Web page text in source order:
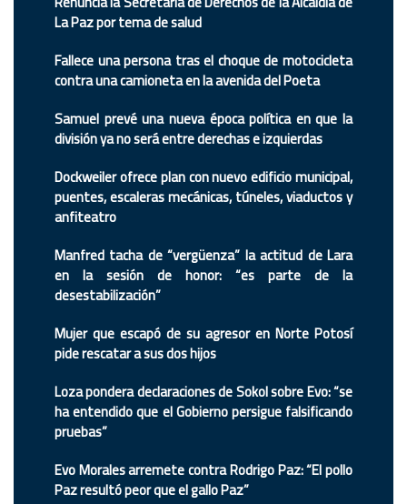
La Paz por tema de salud
Fallece una persona tras el choque de motocicleta
contra una camioneta en la avenida del Poeta
Samuel prevé una nueva época política en que la
división ya no será entre derechas e izquierdas
Dockweiler ofrece plan con nuevo edificio municipal,
puentes, escaleras mecánicas, túneles, viaductos y
anfiteatro
Manfred tacha de “vergüenza” la actitud de Lara
en la sesión de honor: “es parte de la
desestabilización”
Mujer que escapó de su agresor en Norte Potosí
pide rescatar a sus dos hijos
Loza pondera declaraciones de Sokol sobre Evo: “se
ha entendido que el Gobierno persigue falsificando
pruebas”
Evo Morales arremete contra Rodrigo Paz: “El pollo
Paz resultó peor que el gallo Paz”